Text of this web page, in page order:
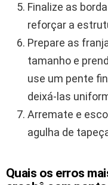
Finalize as
reforçar a
Prepare as
tamanho e
use um pente
deixá-las
Arremate e
agulha de
Quais os erros